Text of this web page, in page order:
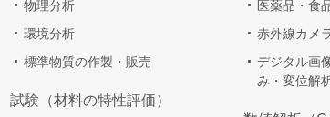
物理分析
環境分析
標準物質の作製・販売
試験（材料の特性評価）
医薬品・食
赤外線カメ
デジタル画
み・変位解